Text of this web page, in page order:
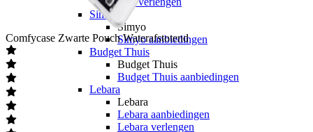
Simyo
Simyo
Simyo aanbiedingen
Budget Thuis
Budget Thuis
Budget Thuis aanbiedingen
Lebara
Lebara
Lebara aanbiedingen
Lebara verlengen
Comfycase Zwarte Pouch Waterafstotend